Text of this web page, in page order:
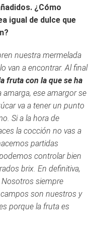
¿Cómo
igual de dulce que
nuestra mermelada
van a encontrar. Al final
fruta con la que se ha
amarga, ese amargor se
va a tener un punto
Si a la hora de
la cocción no vas a
partidas
controlar bien
brix. En definitiva,
siempre
son nuestros y
porque la fruta es